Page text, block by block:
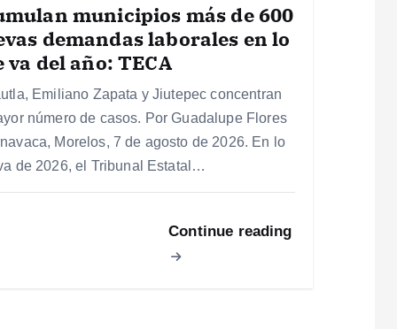
municipios más de 600
demandas laborales en lo
va del año: TECA
Emiliano Zapata y Jiutepec concentran
número de casos. Por Guadalupe Flores
Morelos, 7 de agosto de 2026. En lo
de 2026, el Tribunal Estatal…
Continue reading